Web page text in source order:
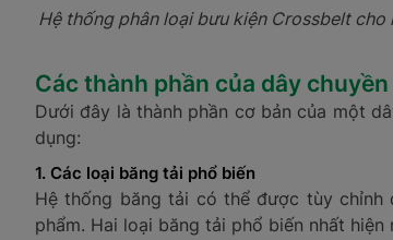
Hệ thống phân loại bưu kiện Crossbelt
Các thành phần của dây
Dưới đây là thành phần cơ bản của một
dụng:
1. Các loại băng tải phổ biến
Hệ thống băng tải có thể được tùy
phẩm. Hai loại băng tải phổ biến nhất hiện